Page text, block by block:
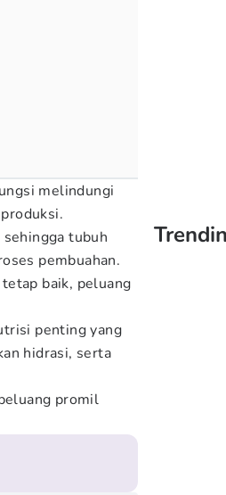
melindungi
tubuh
pembuahan.
baik, peluang
penting yang
hidrasi, serta
promil